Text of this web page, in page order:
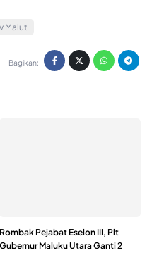
proposional sesuai
Kabupaten/Kota
yang telah